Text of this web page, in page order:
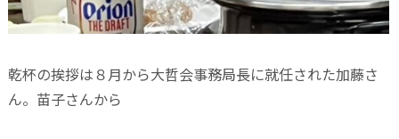
乾杯の挨拶は８月から大哲会事務局長に就任された加藤さ
ん。苗子さんから